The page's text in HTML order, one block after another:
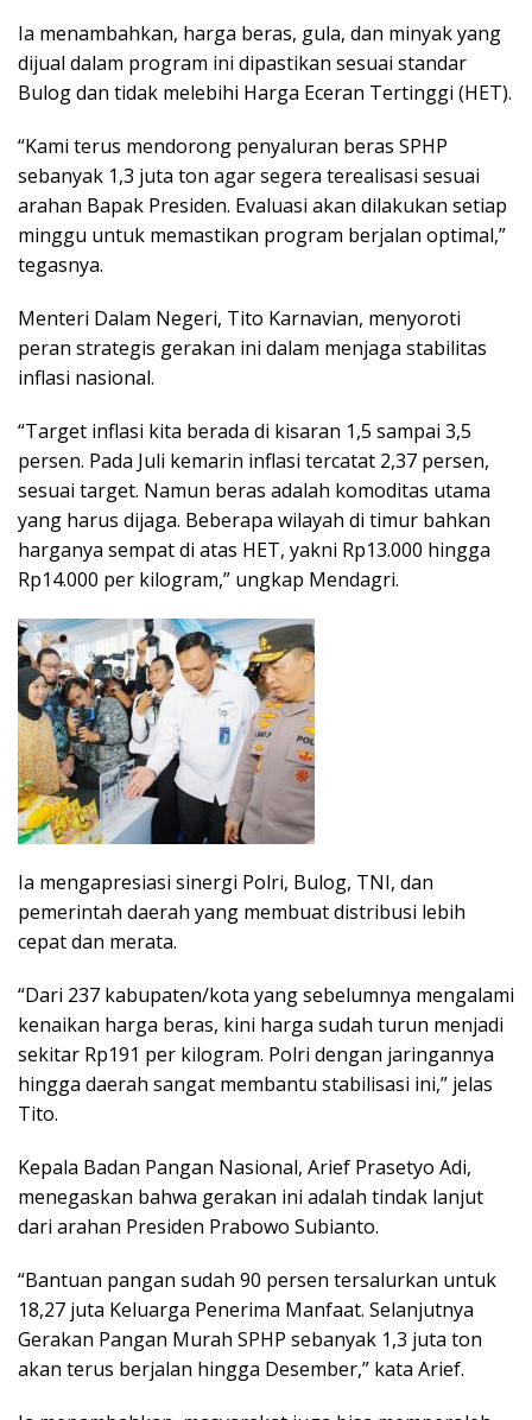
Ia menambahkan, harga beras, gula, dan minyak yang
dijual dalam program ini dipastikan sesuai standar
Bulog dan tidak melebihi Harga Eceran Tertinggi (HET).
“Kami terus mendorong penyaluran beras SPHP
sebanyak 1,3 juta ton agar segera terealisasi sesuai
arahan Bapak Presiden. Evaluasi akan dilakukan setiap
minggu untuk memastikan program berjalan optimal,”
tegasnya.
Menteri Dalam Negeri, Tito Karnavian, menyoroti
peran strategis gerakan ini dalam menjaga stabilitas
inflasi nasional.
“Target inflasi kita berada di kisaran 1,5 sampai 3,5
persen. Pada Juli kemarin inflasi tercatat 2,37 persen,
sesuai target. Namun beras adalah komoditas utama
yang harus dijaga. Beberapa wilayah di timur bahkan
harganya sempat di atas HET, yakni Rp13.000 hingga
Rp14.000 per kilogram,” ungkap Mendagri.
Ia mengapresiasi sinergi Polri, Bulog, TNI, dan
pemerintah daerah yang membuat distribusi lebih
cepat dan merata.
“Dari 237 kabupaten/kota yang sebelumnya mengalami
kenaikan harga beras, kini harga sudah turun menjadi
sekitar Rp191 per kilogram. Polri dengan jaringannya
hingga daerah sangat membantu stabilisasi ini,” jelas
Tito.
Kepala Badan Pangan Nasional, Arief Prasetyo Adi,
menegaskan bahwa gerakan ini adalah tindak lanjut
dari arahan Presiden Prabowo Subianto.
“Bantuan pangan sudah 90 persen tersalurkan untuk
18,27 juta Keluarga Penerima Manfaat. Selanjutnya
Gerakan Pangan Murah SPHP sebanyak 1,3 juta ton
akan terus berjalan hingga Desember,” kata Arief.